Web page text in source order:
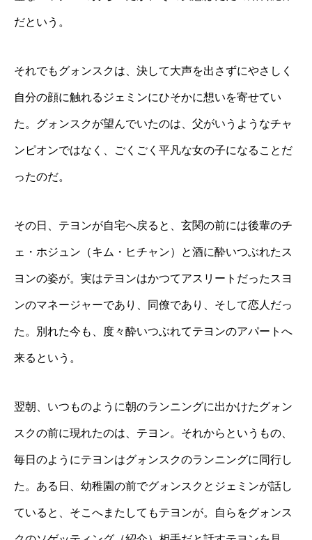
だという。
それでもグォンスクは、決して大声を出さずにやさしく
自分の顔に触れるジェミンにひそかに想いを寄せてい
た。グォンスクが望んでいたのは、父がいうようなチャ
ンピオンではなく、ごくごく平凡な女の子になることだ
ったのだ。
その日、テヨンが自宅へ戻ると、玄関の前には後輩のチ
ェ・ホジュン（キム・ヒチャン）と酒に酔いつぶれたス
ヨンの姿が。実はテヨンはかつてアスリートだったスヨ
ンのマネージャーであり、同僚であり、そして恋人だっ
た。別れた今も、度々酔いつぶれてテヨンのアパートへ
来るという。
翌朝、いつものように朝のランニングに出かけたグォン
スクの前に現れたのは、テヨン。それからというもの、
毎日のようにテヨンはグォンスクのランニングに同行し
た。ある日、幼稚園の前でグォンスクとジェミンが話し
ていると、そこへまたしてもテヨンが。自らをグォンス